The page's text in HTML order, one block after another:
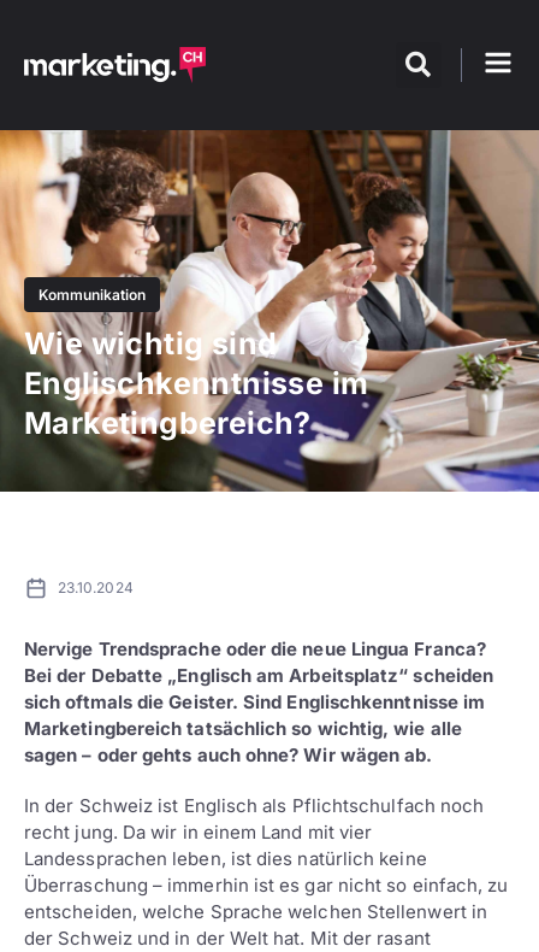
Kommunikation
Wie wichtig sind
Englischkenntnisse im
Marketingbereich?
23.10.2024
Nervige Trendsprache oder die neue Lingua Franca?
Bei der Debatte „Englisch am Arbeitsplatz“ scheiden
sich oftmals die Geister. Sind Englischkenntnisse im
Marketingbereich tatsächlich so wichtig, wie alle
sagen – oder gehts auch ohne? Wir wägen ab.
In der Schweiz ist Englisch als Pflichtschulfach noch
recht jung. Da wir in einem Land mit vier
Landessprachen leben, ist dies natürlich keine
Überraschung – immerhin ist es gar nicht so einfach, zu
entscheiden, welche Sprache welchen Stellenwert in
der Schweiz und in der Welt hat. Mit der rasant